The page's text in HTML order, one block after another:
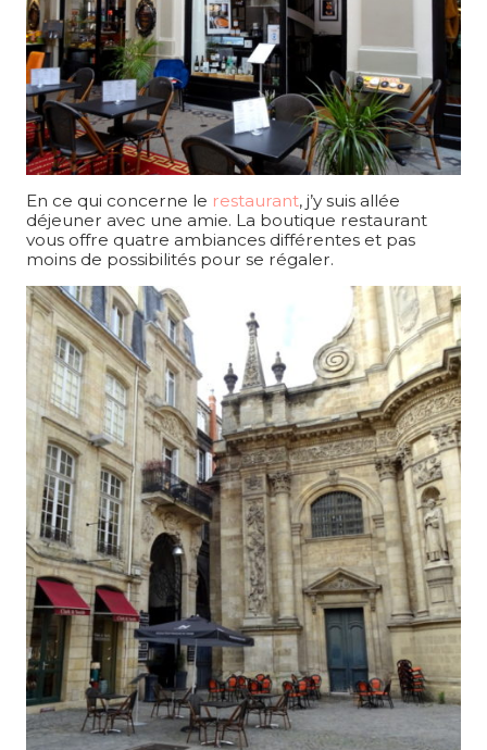
En ce qui concerne le restaurant, j’y suis allée
déjeuner avec une amie. La boutique restaurant
vous offre quatre ambiances différentes et pas
moins de possibilités pour se régaler.